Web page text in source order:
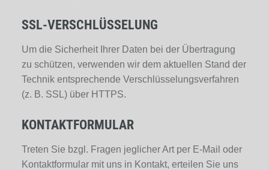
SSL-VERSCHLÜSSELUNG
Um die Sicherheit Ihrer Daten bei der Übertragung
zu schützen, verwenden wir dem aktuellen Stand der
Technik entsprechende Verschlüsselungsverfahren
(z. B. SSL) über HTTPS.
KONTAKTFORMULAR
Treten Sie bzgl. Fragen jeglicher Art per E-Mail oder
Kontaktformular mit uns in Kontakt, erteilen Sie uns